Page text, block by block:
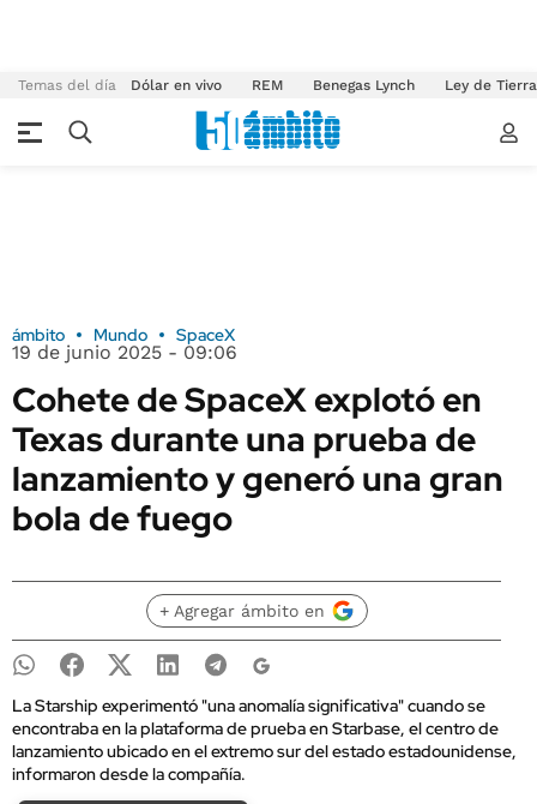
Temas del día Dólar en vivo REM Benegas Lynch Ley de
ámbito Mundo SpaceX
19 de junio 2025 - 09:06
Cohete de SpaceX explotó en
Texas durante una prueba de
lanzamiento y generó una gran
bola de fuego
+ Agregar ámbito en
La Starship experimentó "una anomalía significativa" cuando se
encontraba en la plataforma de prueba en Starbase, el centro de
lanzamiento ubicado en el extremo sur del estado estadounidense,
informaron desde la compañía.